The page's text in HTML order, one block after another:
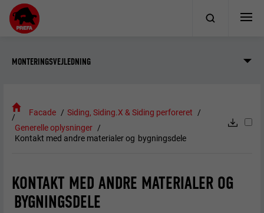
MONTERINGSVEJLEDNING
Facade
Siding, Siding.X & Siding perforeret
Generelle oplysninger
Kontakt med andre materialer og bygningsdele
KONTAKT MED ANDRE MATERIALER OG
BYGNINGSDELE